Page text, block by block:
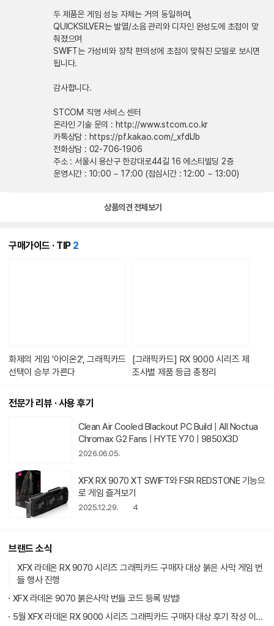
두 제품은 게임 성능 자체는 거의 동일하며,
QUICKSILVER는 발열/소음 관리와 디자인 완성도에 초점이 맞
춰졌으며
SWIFT는 가성비와 장착 편의성에 초점이 맞춰진 모델로 보시면
됩니다.
감사합니다.
STCOM 직영 서비스 센터
온라인 기술 문의 : http://www.stcom.co.kr
카톡상담 : https://pf.kakao.com/_xfdlJb
전화상담 : 02-706-1906
주소 : 서울시 용산구 한강대로44길 16 에스티빌딩 2층
운영시간 : 10:00 ~ 17:00 (점심시간 : 12:00 ~ 13:00)
상품의견 전체보기
구매가이드 · TIP 2개
화제의 게임 '아이온2', 그래픽카드
선택이 승부 가른다
[그래픽카드] RX 9000 시리즈 제
조사별 제품 등급 총정리
전문가 리뷰 · 사용 후기
Clean Air Cooled Blackout PC Build | All Noctua
Chromax G2 Fans | HYTE Y70 | 9850X3D
2026.06.05.
XFX RX 9070 XT SWIFT와 FSR REDSTONE 기능으
로 게임 즐겨보기
2025.12.29. 4
브랜드 소식
XFX 라데온 RX 9070 시리즈 그래픽카드 구매자 대상 붉은 사막 게임 번
들 행사 진행
XFX 라데온 9070 붉은사막 번들 코드 등록 방법!
5월 XFX 라데온 RX 9000 시리즈 그래픽카드 구매자 대상 후기 작성 이벤트 진행